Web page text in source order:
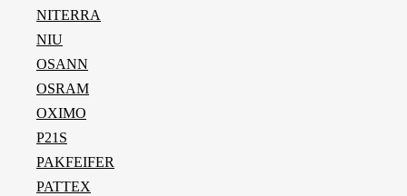
NITERRA
NIU
OSANN
OSRAM
OXIMO
P21S
PAKFEIFER
PATTEX